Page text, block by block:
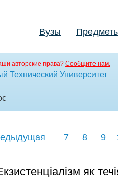
Вузы
авторские права? Сообщите нам.
Технический Университет
7 8 9
як